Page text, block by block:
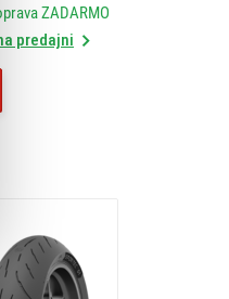
ZADARMO
predajni